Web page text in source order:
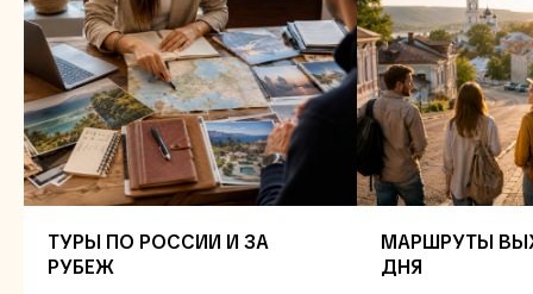
ТУРЫ ПО РОССИИ И ЗА
РУБЕЖ
МАРШРУТЫ
ДНЯ